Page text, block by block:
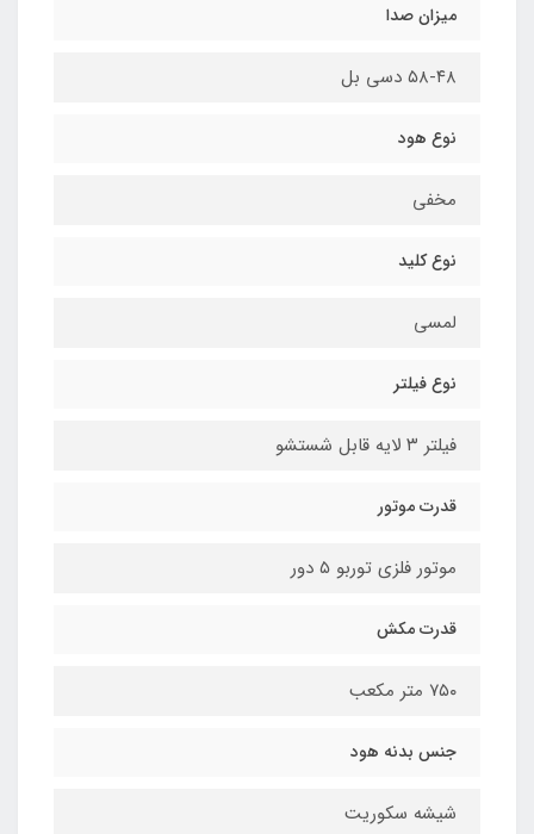
میزان صدا
۵۸-۴۸ دسی بل
نوع هود
مخفی
نوع کلید
لمسی
نوع فیلتر
فیلتر ۳ لایه قابل شستشو
قدرت موتور
موتور فلزی توربو ۵ دور
قدرت مکش
۷۵۰ متر مکعب
جنس بدنه هود
شیشه سکوریت